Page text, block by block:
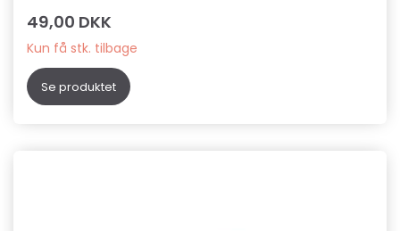
49,00 DKK
Kun få stk. tilbage
Se produktet